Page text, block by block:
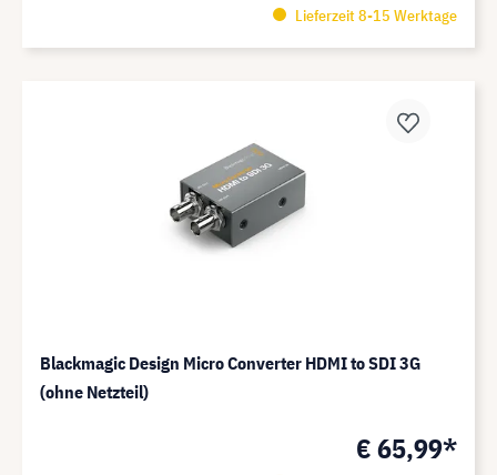
Lieferzeit 8-15 Werktage
Blackmagic Design Micro Converter HDMI to SDI 3G
(ohne Netzteil)
€ 65,99*